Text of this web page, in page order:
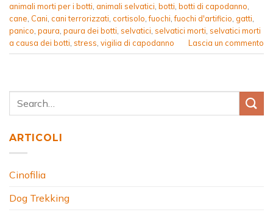
animali morti per i botti animali selvatici botti botti di capodanno
cane Cani cani terrorizzati cortisolo ,fuochi ,fuochi d'artificio gatti
panico paura paura dei botti selvatici selvatici morti selvatici morti
a causa dei botti stress vigilia di capodanno Lascia un commento
ARTICOLI
Cinofilia
Dog Trekking